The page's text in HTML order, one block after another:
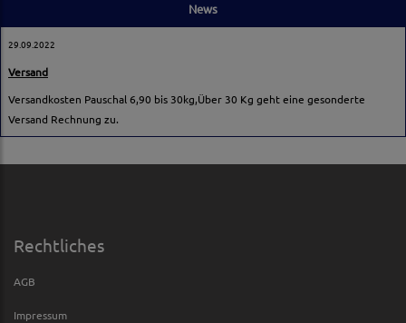
News
29.09.2022
Versand
Versandkosten Pauschal 6,90 bis 30kg,Über 30 Kg geht eine gesonderte
Versand Rechnung zu.
Rechtliches
AGB
Impressum